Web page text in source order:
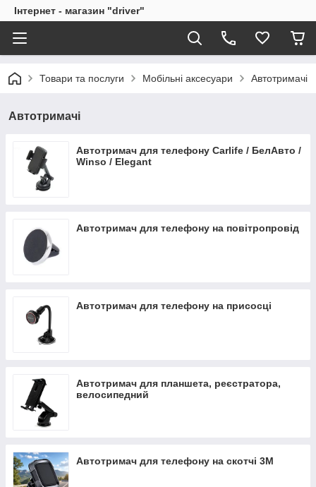
Інтернет - магазин "driver"
Товари та послуги Мобільні аксесуари Автотримачі
Автотримачі
Автотримач для телефону Carlife / БелАвто /
Winso / Elegant
Автотримач для телефону на повітропровід
Автотримач для телефону на присосці
Автотримач для планшета, реєстратора,
велосипедний
Автотримач для телефону на скотчі 3М